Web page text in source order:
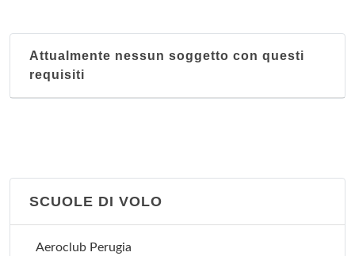
Attualmente nessun soggetto con questi
requisiti
SCUOLE DI VOLO
Aeroclub Perugia